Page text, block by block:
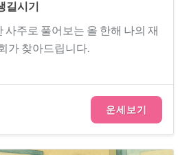
길시기
사주로 풀어보는 올 한해 나의 재
가 찾아드립니다.
운세보기